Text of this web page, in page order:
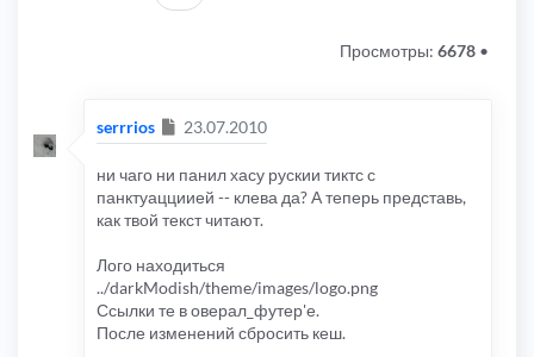
Просмотры: 6678 •
serrrios Сообщение
23.07.2010
ни чаго ни панил хасу рускии тиктс с
панктуацциией -- клева да? А теперь представь,
как твой текст читают.
Лого находиться
../darkModish/theme/images/logo.png
Ссылки те в оверал_футер'е.
После изменений сбросить кеш.